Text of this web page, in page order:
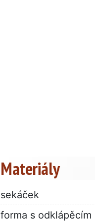
Materiály
sekáček
forma s odklápěcím